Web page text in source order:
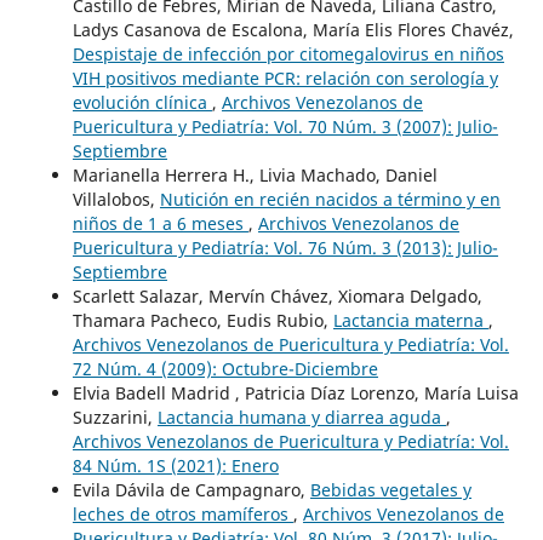
Castillo de Febres, Mirian de Naveda, Liliana Castro,
Ladys Casanova de Escalona, María Elis Flores Chavéz,
Despistaje de infección por citomegalovirus en niños
VIH positivos mediante PCR: relación con serología y
evolución clínica , Archivos Venezolanos de
Puericultura y Pediatría: Vol. 70 Núm. 3 (2007): Julio-
Septiembre
Marianella Herrera H., Livia Machado, Daniel
Villalobos, Nutición en recién nacidos a término y en
niños de 1 a 6 meses , Archivos Venezolanos de
Puericultura y Pediatría: Vol. 76 Núm. 3 (2013): Julio-
Septiembre
Scarlett Salazar, Mervín Chávez, Xiomara Delgado,
Thamara Pacheco, Eudis Rubio, Lactancia materna ,
Archivos Venezolanos de Puericultura y Pediatría: Vol.
72 Núm. 4 (2009): Octubre-Diciembre
Elvia Badell Madrid , Patricia Díaz Lorenzo, María Luisa
Suzzarini, Lactancia humana y diarrea aguda ,
Archivos Venezolanos de Puericultura y Pediatría: Vol.
84 Núm. 1S (2021): Enero
Evila Dávila de Campagnaro, Bebidas vegetales y
leches de otros mamíferos , Archivos Venezolanos de